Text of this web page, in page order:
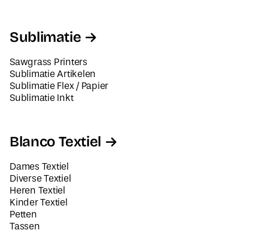
Sublimatie
Sawgrass Printers
Sublimatie Artikelen
Sublimatie Flex / Papier
Sublimatie Inkt
Blanco Textiel
Dames Textiel
Diverse Textiel
Heren Textiel
Kinder Textiel
Petten
Tassen